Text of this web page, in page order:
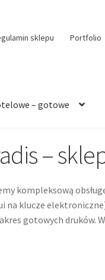
sklepu Portfolio
– gotowe
–
kompleksową
klucze
gotowych druków.